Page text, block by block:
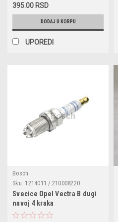
96494264
395.00 RSD
DODAJ U KORPU
UPOREDI
Bosch
Sku: 1214011 / 210008220
Svecice Opel Vectra B dugi
navoj 4 kraka